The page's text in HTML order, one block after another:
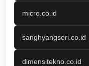
micro.co.id
sanghyangseri.co.id
dimensitekno.co.id